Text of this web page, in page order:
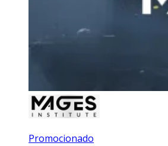
Promocionado